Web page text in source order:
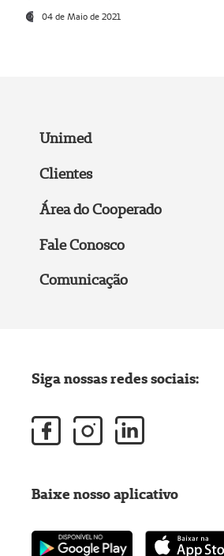
04 de Maio de 2021
Unimed
Clientes
Área do Cooperado
Fale Conosco
Comunicação
Siga nossas redes sociais:
Baixe nosso aplicativo